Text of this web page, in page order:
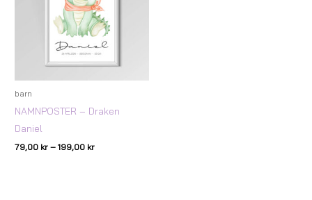
barn
NAMNPOSTER – Draken
Daniel
79,00 kr – 199,00 kr